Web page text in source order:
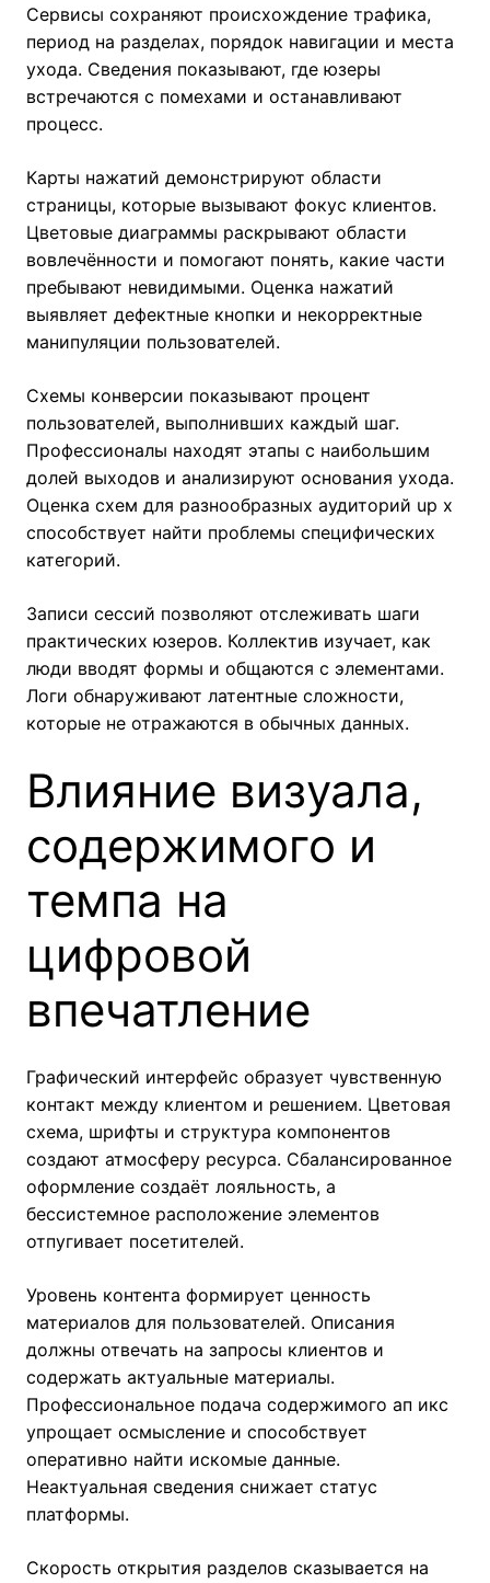
Сервисы сохраняют происхождение трафика,
период на разделах, порядок навигации и места
ухода. Сведения показывают, где юзеры
встречаются с помехами и останавливают
процесс.
Карты нажатий демонстрируют области
страницы, которые вызывают фокус клиентов.
Цветовые диаграммы раскрывают области
вовлечённости и помогают понять, какие части
пребывают невидимыми. Оценка нажатий
выявляет дефектные кнопки и некорректные
манипуляции пользователей.
Схемы конверсии показывают процент
пользователей, выполнивших каждый шаг.
Профессионалы находят этапы с наибольшим
долей выходов и анализируют основания ухода.
Оценка схем для разнообразных аудиторий up x
способствует найти проблемы специфических
категорий.
Записи сессий позволяют отслеживать шаги
практических юзеров. Коллектив изучает, как
люди вводят формы и общаются с элементами.
Логи обнаруживают латентные сложности,
которые не отражаются в обычных данных.
Влияние визуала,
содержимого и
темпа на
цифровой
впечатление
Графический интерфейс образует чувственную
контакт между клиентом и решением. Цветовая
схема, шрифты и структура компонентов
создают атмосферу ресурса. Сбалансированное
оформление создаёт лояльность, а
бессистемное расположение элементов
отпугивает посетителей.
Уровень контента формирует ценность
материалов для пользователей. Описания
должны отвечать на запросы клиентов и
содержать актуальные материалы.
Профессиональное подача содержимого ап икс
упрощает осмысление и способствует
оперативно найти искомые данные.
Неактуальная сведения снижает статус
платформы.
Скорость открытия разделов сказывается на